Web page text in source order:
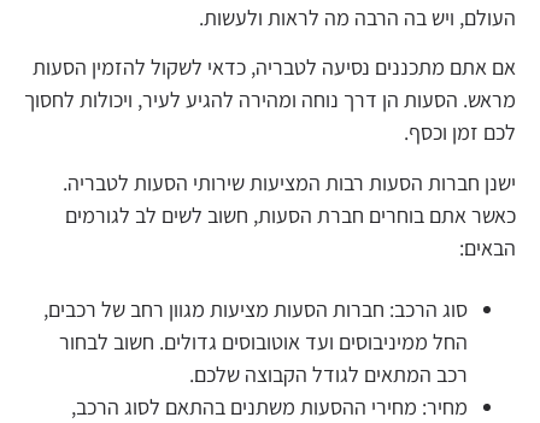
העולם, ויש בה הרבה מה לראות ולעשות.
אם אתם מתכננים נסיעה לטבריה, כדאי לשקול להזמין הסעות
מראש. הסעות הן דרך נוחה ומהירה להגיע לעיר, ויכולות לחסוך
לכם זמן וכסף.
ישנן חברות הסעות רבות המציעות שירותי הסעות לטבריה.
כאשר אתם בוחרים חברת הסעות, חשוב לשים לב לגורמים
הבאים:
סוג הרכב: חברות הסעות מציעות מגוון רחב של רכבים,
החל ממיניבוסים ועד אוטובוסים גדולים. חשוב לבחור
רכב המתאים לגודל הקבוצה שלכם.
מחיר: מחירי ההסעות משתנים בהתאם לסוג הרכב,